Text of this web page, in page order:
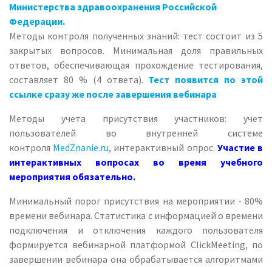
Министерства здравоохранения Российской
Федерации.
Методы контроля полученных знаний: тест состоит из 5
закрытых вопросов. Минимальная доля правильных
ответов, обеспечивающая прохождение тестирования,
составляет 80 % (4 ответа). Тест появится по этой
ссылке сразу же после завершения вебинара
Методы учета присутствия участников: учет
пользователей во внутренней системе
контроля MedZnanie.ru, интерактивный опрос. Участие в
интерактивных вопросах во время учебного
мероприятия обязательно.
Минимальный порог присутствия на мероприятии - 80%
времени вебинара. Статистика с информацией о времени
подключения и отключения каждого пользователя
формируется вебинарной платформой ClickMeeting, по
завершении вебинара она обрабатывается алгоритмами